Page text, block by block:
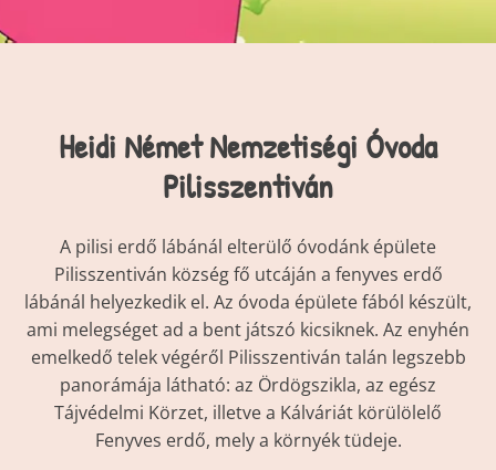
Heidi Német Nemzetiségi Óvoda
Pilisszentiván
A pilisi erdő lábánál elterülő óvodánk épülete
Pilisszentiván község fő utcáján a fenyves erdő
lábánál helyezkedik el. Az óvoda épülete fából készült,
ami melegséget ad a bent játszó kicsiknek. Az enyhén
emelkedő telek végéről Pilisszentiván talán legszebb
panorámája látható: az Ördögszikla, az egész
Tájvédelmi Körzet, illetve a Kálváriát körülölelő
Fenyves erdő, mely a környék tüdeje.